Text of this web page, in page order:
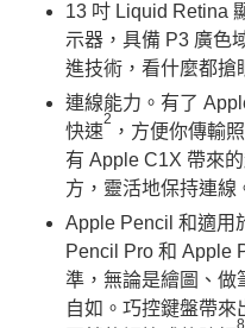
13 吋 Liquid Retina
示器，具備 P3 廣色
進技術，看什麼都搶
連線能力。有了
快速
2
，方便你傳輸
有 Apple C1X 帶來
方，靈活地保持連線
Apple Pencil 和適用
Pencil Pro 和 Apple
準，無論是繪圖、做
自如。巧控鍵盤帶
8